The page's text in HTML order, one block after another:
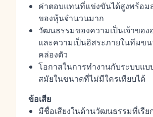
ค่าตอบแทนที่แข่งขันได้สูงพร้อม
ของหุ้นจำนวนมาก
วัฒนธรรมของความเป็นเจ้าของ
และความเป็นอิสระภายในทีมขน
คล่องตัว
โอกาสในการทำงานกับระบบแบ
สมัยในขนาดที่ไม่มีใครเทียบได้
ข้อเสีย
มีชื่อเสียงในด้านวัฒนธรรมที่เรีย